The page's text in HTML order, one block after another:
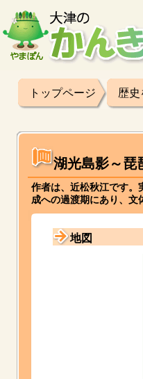
トップページ 歴史
湖光島影～琵
作者は、近松秋江です。
成への過渡期にあり、文
地図